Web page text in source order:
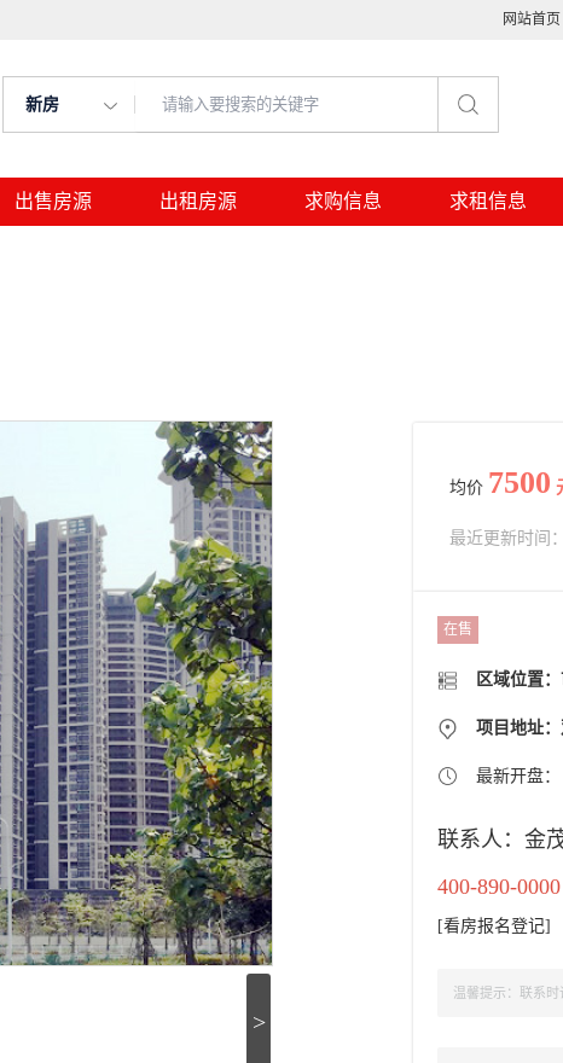
网站首页
新房
出售房源 出租房源 求购信息 求租信息
>
均价 7500
最近更新时间
在售
区域位置：
项目地址：双流县
最新开盘：
联系人：金
400-890-0000
[看房报名登记]
温馨提示：联系